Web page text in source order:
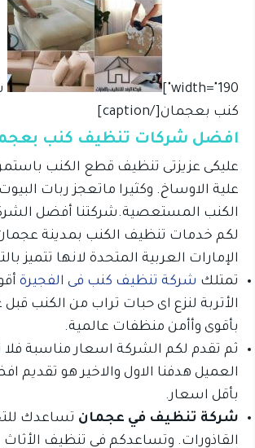
width="190"]
كنب بعجمان[/caption]
افضل شركات تنظيف كنب
عليكى عزيزتى تنظيف قطع الكنب
علية الاوساخ. وكثيرا ماتعجز ربات
الكنب المستعصية.شركتنا أفضل
لكم خدمات تنظيف الكنب بمدينة
الإمارات العربية المتحدة لانها تتميز
تمتلك شركة تنظيف كنب فى الفجيرة
الأتربة لنزع اى حبات تراب من الكنب
بأقوى وأأمن منظفات عالمية.
ثم تقدم لكم الشركة اسعار مناسبة فلا
العميل هدفنا الاول والاخير هو تقديم
بأقل اسعار.
شركة تنظيف في عجمان تساعدك
القاذورات. وتساعدكم في تنظيف الأثاث